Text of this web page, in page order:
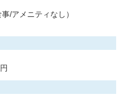
/アメニティなし）